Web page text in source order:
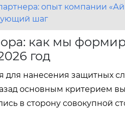
опыт компании
шаг
как мы
год
для нанесения защитных
основным критерием
в сторону совокупной